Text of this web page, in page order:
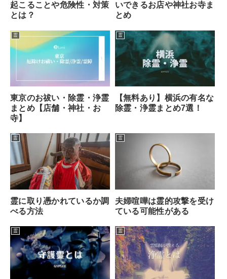
起こることや危険性・対策
とは？
いできるお店や神社お寺ま
とめ
霊
東京のお祓い・除霊・浄霊
まとめ【店舗・神社・お
寺】
霊
【無料あり】横浜の有名な
除霊・浄霊まとめ7選！
霊
霊に取り憑かれているか調
べる方法
霊
夫婦喧嘩は霊的攻撃を受け
ている可能性がある
霊 霊